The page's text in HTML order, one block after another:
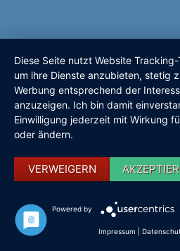
Diese Seite nutzt Website
um ihre Dienste anzubieten, stetig
Werbung entsprechend der
anzuzeigen. Ich bin damit
Einwilligung jederzeit mit Wirkung
oder ändern.
VERWEIGERN
Powered by
Impressum